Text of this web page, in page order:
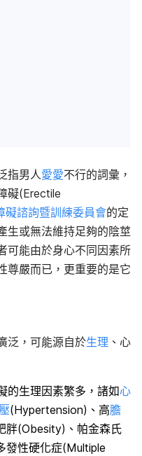
指男人愛愛不行的詞彙，
礙(Erectile
礙諮詢暨訓練委員會的定
生或無法維持足夠的陰莖
可能由於身心不同因素所
尊嚴而已，更重要的是它
泛，可能源自於生理 、心
的生理因素繁多，諸如心
(Hypertension)、高膽
胖(Obesity)、帕金森氏
發性硬化症(Multiple